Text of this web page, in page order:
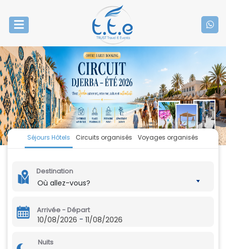
Séjours Hôtels Circuits organisés Voyages organisés
Destination
Où allez-vous?
Arrivée - Départ
10/08/2026 - 11/08/2026
Nuits